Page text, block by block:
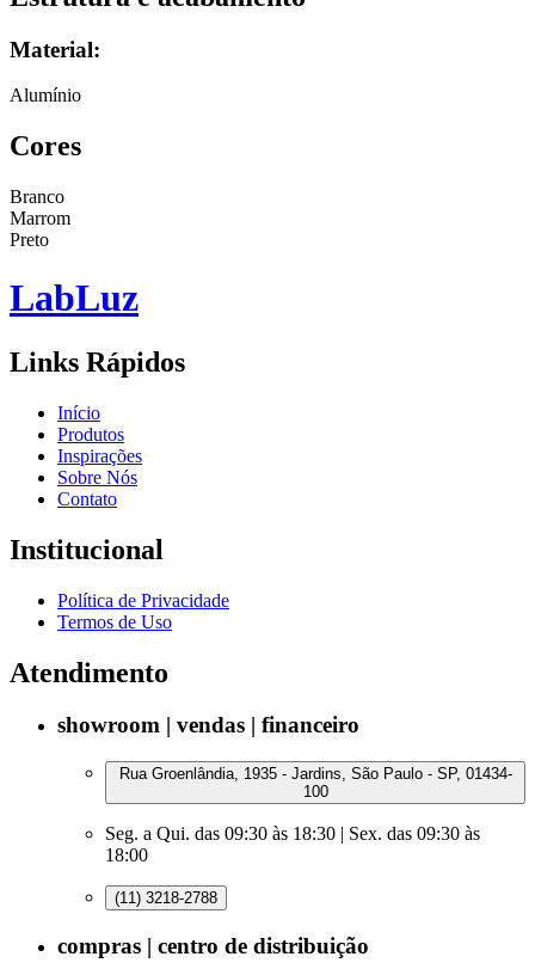
Material:
Alumínio
Cores
Branco
Marrom
Preto
LabLuz
Links Rápidos
Início
Produtos
Inspirações
Sobre Nós
Contato
Institucional
Política de Privacidade
Termos de Uso
Atendimento
showroom | vendas | financeiro
Rua Groenlândia, 1935 - Jardins, São Paulo - SP, 01434-
100
Seg. a Qui. das 09:30 às 18:30 | Sex. das 09:30 às
18:00
(11) 3218-2788
compras | centro de distribuição